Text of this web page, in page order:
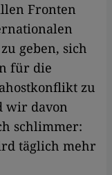
Fronten
geben, sich
für die
zu
wir davon
schlimmer:
täglich mehr